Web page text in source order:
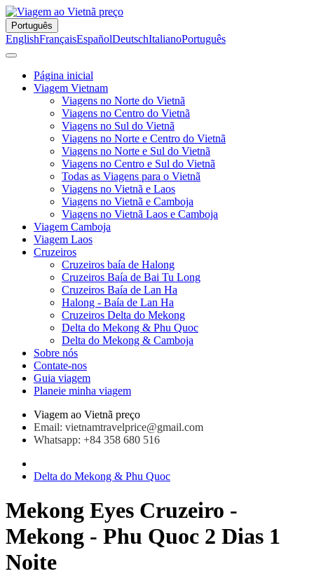
Português
EnglishFrançaisEspañolDeutschItalianoPortuguês
Página inicial
Viagem Vietnam
Viagens no Norte do Vietnã
Viagens no Centro do Vietnã
Viagens no Sul do Vietnã
Viagens no Norte e Centro do Vietnã
Viagens no Norte e Sul do Vietnã
Viagens no Centro e Sul do Vietnã
Todas as Viagens para o Vietnã
Viagens no Vietnã e Laos
Viagens no Vietnã e Camboja
Viagens no Vietnã Laos e Camboja
Viagem Camboja
Viagem Laos
Cruzeiros
Cruzeiros baía de Halong
Cruzeiros Baía de Bai Tu Long
Cruzeiros Baía de Lan Ha
Halong - Baía de Lan Ha
Cruzeiros Delta do Mekong
Delta do Mekong & Phu Quoc
Delta do Mekong & Camboja
Sobre nós
Contate-nos
Guia viagem
Planeie minha viagem
Viagem ao Vietnã preço
Email: vietnamtravelprice@gmail.com
Whatsapp: +84 358 680 516
Delta do Mekong & Phu Quoc
Mekong Eyes Cruzeiro -
Mekong - Phu Quoc 2 Dias 1
Noite